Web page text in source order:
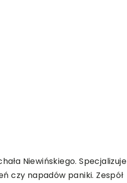
Niewińskiego. Specjalizuje
czy napadów paniki. Zespół